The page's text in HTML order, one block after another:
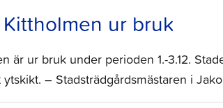
ur bruk
är ur bruk under perioden 1.-3.12.
– Stadsträdgårdsmästaren i